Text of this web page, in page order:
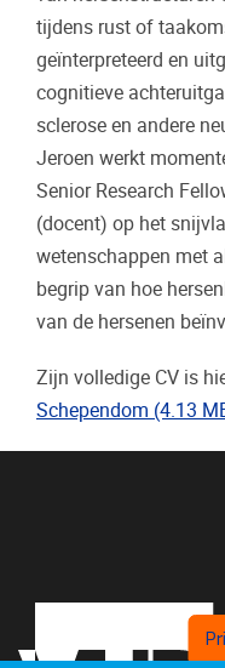
tijdens rust of
geïnterpreteerd en
cognitieve
sclerose en andere
Jeroen werkt
Senior Research
(docent) op het
wetenschappen met
begrip van hoe
van de hersenen
Zijn volledige CV is
Schependom (4.13